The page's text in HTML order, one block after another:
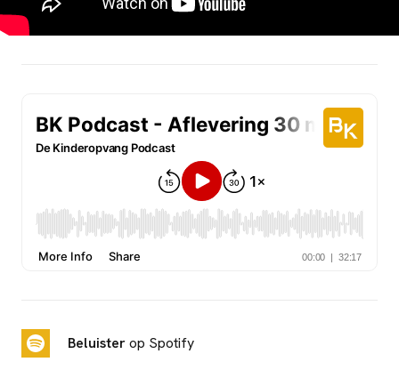
Beluisterop Spotify